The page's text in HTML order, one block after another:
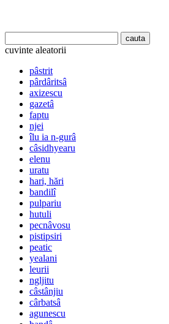
cuvinte aleatorii
pâstrit
pârdâritsâ
axizescu
gazetâ
faptu
njei
îlu ia n-gurâ
câsidhyearu
elenu
uratu
hari, hări
bandilî
pulpariu
hutuli
pecnâvosu
pistipsiri
peatic
yealani
leurii
ngljitu
câstânjiu
cârbatsâ
agunescu